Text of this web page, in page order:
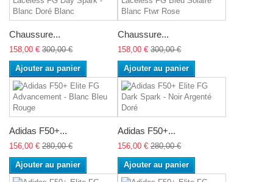
Chaussure...
158,00 € 300,00 €
Ajouter au panier
Chaussure...
158,00 € 300,00 €
Ajouter au panier
Adidas F50+...
156,00 € 280,00 €
Ajouter au panier
Adidas F50+...
156,00 € 280,00 €
Ajouter au panier